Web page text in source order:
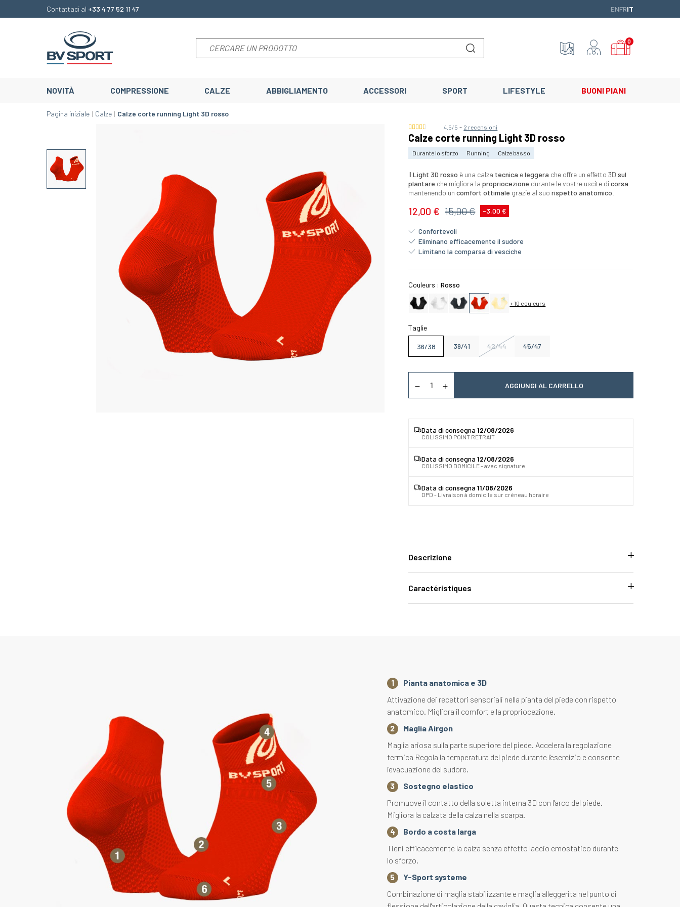
Contattaci al +33 4 77 52 11 47 ENENGLISH
FRFRANÇAIS
ITITALIANO
Lancer la recherche
0
NOVITÀ COMPRESSIONE CALZE ABBIGLIAMENTO ACCESSORI SPORT LIFESTYLE BUONI PIANI
Pagina iniziale Calze Calze corte running Light 3D rosso
4.5/5 - 2 recensioni
Calze corte running Light 3D rosso
Durante lo sforzo Running Calze basso
IlLight 3D rosso è una calza tecnica eleggera che offre un effetto 3Dsul
plantare che migliora lapropriocezione durante le vostre uscite dicorsa
mantenendo uncomfort ottimale grazie al suorispetto anatomico
12,00 € 15,00 € -3,00 €
Confortevoli
Eliminano efficacemente il sudore
Limitano la comparsa di vesciche
Couleurs :Rosso
+ 10 couleurs
Taglie
36/38 39/41 42/44 45/47
AGGIUNGI AL CARRELLO
Data di consegna12/08/2026
COLISSIMO POINT RETRAIT
Data di consegna12/08/2026
COLISSIMO DOMICILE - avec signature
Data di consegna11/08/2026
DPD - Livraison à domicile sur créneau horaire
Descrizione
Caractéristiques
Pianta anatomica e 3D
Attivazione dei recettori sensoriali nella pianta del piede con rispetto
anatomico. Migliora il comfort e la propriocezione.
Maglia Airgon
Maglia ariosa sulla parte superiore del piede. Accelera la regolazione
termica Regola la temperatura del piede durante l'esercizio e consente
l'evacuazione del sudore.
Sostegno elastico
Promuove il contatto della soletta interna 3D con l'arco del piede.
Migliora la calzata della calza nella scarpa.
Bordo a costa larga
Tieni efficacemente la calza senza effetto laccio emostatico durante
lo sforzo.
Y-Sport systeme
Combinazione di maglia stabilizzante e maglia alleggerita nel punto di